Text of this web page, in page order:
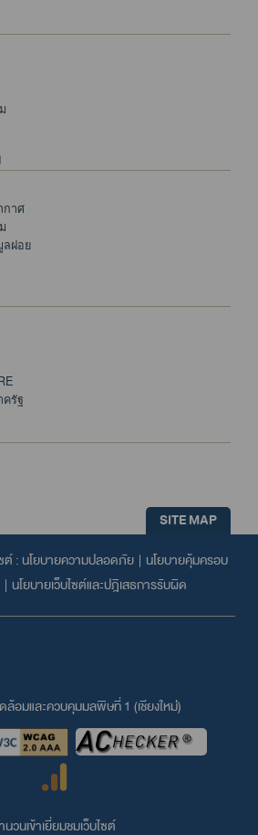
าศ
ฝอย
รัฐ
SITE MAP
ต์ : นโยบายความปลอดภัย | นโยบายคุ้มครอบ
| นโยบายเว็บไซต์และปฎิเสธการรับผิด
ล้อมและควบคุมมลพิษที่ 1 (เชียงใหม่่)
นวนเข้าเยี่ยมชมเว็บไซต์